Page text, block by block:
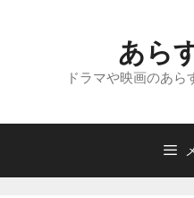
へ
あら
ドラマや映画のあ